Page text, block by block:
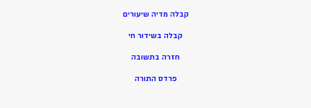
קבלה מדיה שיעורים
קבלה בשידור חי
חזרה בתשובה
פרדס התורה